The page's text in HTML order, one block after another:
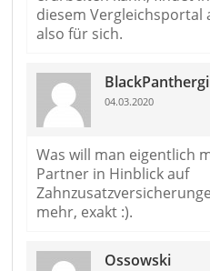
diesem Vergleichsportal
also für sich.
04.03.2020
Was will man eigentlich
Partner in Hinblick auf
mehr, exakt :).
Ossowski